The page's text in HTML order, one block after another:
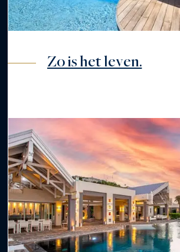
Zo is het leven.